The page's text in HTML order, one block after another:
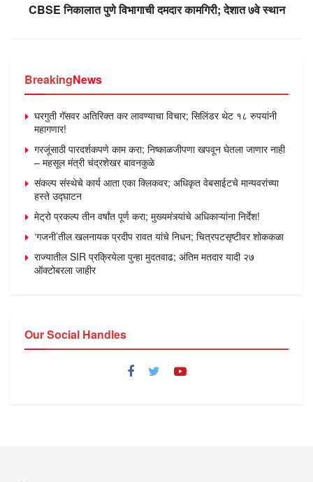
CBSE निकालात पुणे विभागाची दमदार कामगिरी; देशात ७वे स्थान
BreakingNews
घरगुती गॅसवर अतिरिक्त कर लावण्याचा विचार; सिलिंडर थेट १८ रुपयांनी
महागणार!
गरजूंसाठी पारदर्शकपणे काम करा; निष्काळजीपणा खपवून घेतला जाणार नाही
– महसूल मंत्री चंद्रशेखर बावनकुळे
संकल्प संस्थेचे कार्य आता एका क्लिकवर; अधिकृत वेबसाईटचे मान्यवरांच्या
हस्ते उद्घाटन
मेट्रो प्रकल्प तीन वर्षांत पूर्ण करा; मुख्यमंत्र्यांचे अधिकाऱ्यांना निर्देश!
‘गजनी’तील खलनायक प्रदीप रावत यांचे निधन; चित्रपटसृष्टीवर शोककळा
राज्यातील SIR प्रक्रियेला पुन्हा मुदतवाढ; अंतिम मतदार यादी २७
ऑक्टोबरला जाहीर
Our Social Handles